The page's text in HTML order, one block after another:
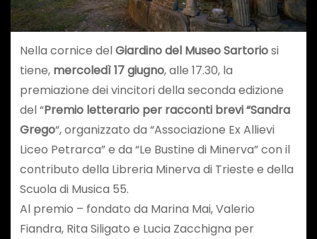
Nella cornice delGiardino del Museo Sartoriosi
tiene, mercoledì 17 giugno, alle 17.30, la
premiazione dei vincitori della seconda edizione
del “Premio letterario per racconti brevi “Sandra
Grego“, organizzato da “Associazione Ex Allievi
Liceo Petrarca” e da “Le Bustine di Minerva” con il
contributo della Libreria Minerva di Trieste e della
Scuola di Musica 55.
Al premio – fondato da Marina Mai, Valerio
Fiandra, Rita Siligato e Lucia Zacchigna per